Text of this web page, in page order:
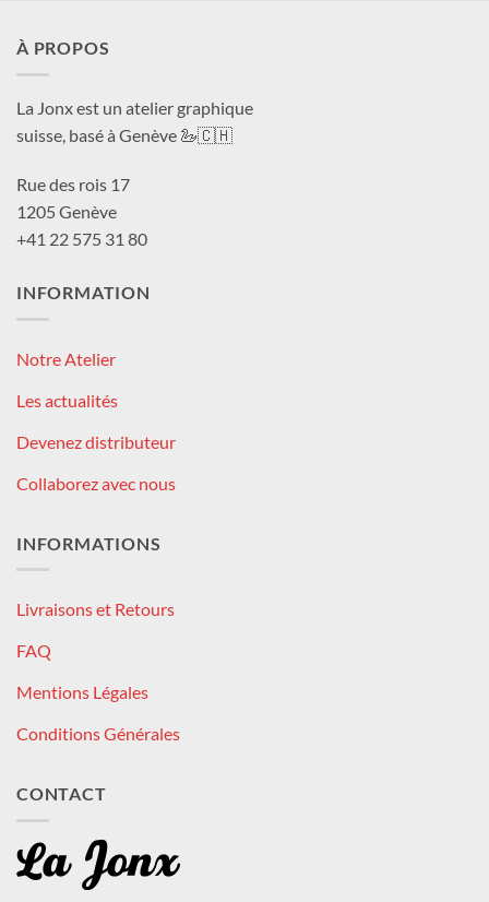
À PROPOS
La Jonx est un atelier graphique
suisse, basé à Genève 🦢🇨🇭
Rue des rois 17
1205 Genève
+41 22 575 31 80
INFORMATION
Notre Atelier
Les actualités
Devenez distributeur
Collaborez avec nous
INFORMATIONS
Livraisons et Retours
FAQ
Mentions Légales
Conditions Générales
CONTACT